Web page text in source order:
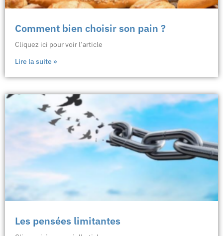
Comment bien choisir son pain ?
Cliquez ici pour voir l’article
Lire la suite »
Les pensées limitantes